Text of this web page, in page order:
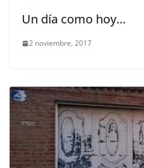
Un día como hoy…
2 noviembre, 2017